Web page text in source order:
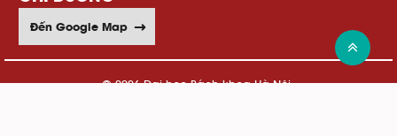
Đến Google Map
© 2026 Đại học Bách khoa Hà Nội